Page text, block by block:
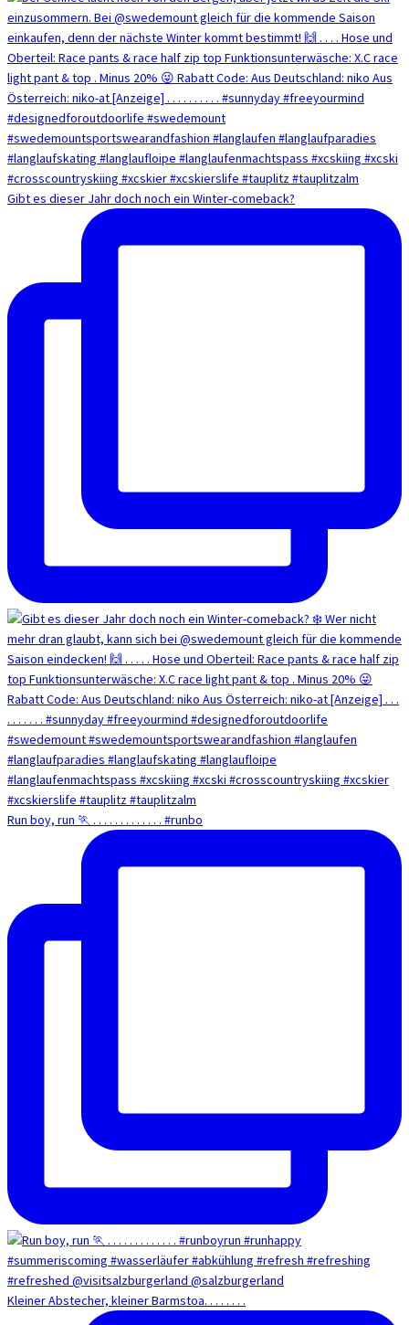
Gibt es dieser Jahr doch noch ein Winter-comeback?
Run boy, run 🏃 . . . . . . . . . . . . . #runbo
Kleiner Abstecher, kleiner Barmstoa. . . . . . . .